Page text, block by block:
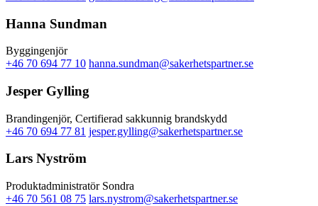
Hanna Sundman
Byggingenjör
+46 70 694 77 10 hanna.sundman@sakerhetspartner.se
Jesper Gylling
Brandingenjör, Certifierad sakkunnig brandskydd
+46 70 694 77 81 jesper.gylling@sakerhetspartner.se
Lars Nyström
Produktadministratör Sondra
+46 70 561 08 75 lars.nystrom@sakerhetspartner.se